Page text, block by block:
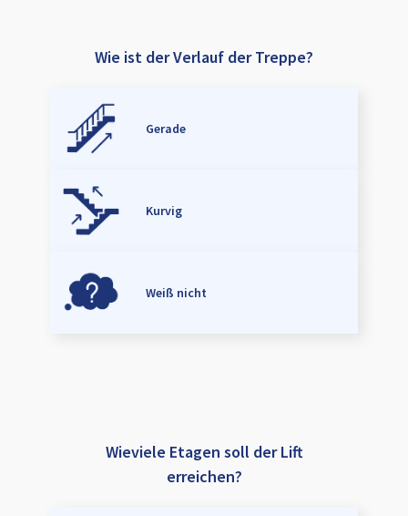
Wie ist der Verlauf der Treppe?
Gerade
Kurvig
Weiß nicht
Wieviele Etagen soll der Lift
erreichen?